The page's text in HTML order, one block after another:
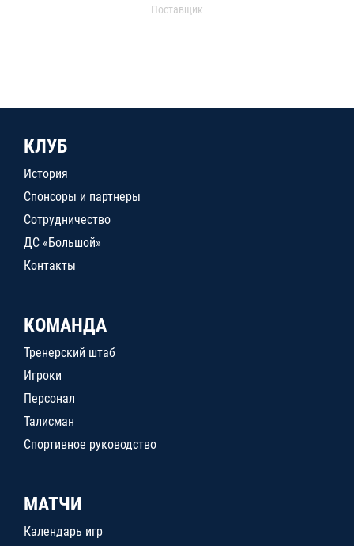
Поставщик
КЛУБ
История
Спонсоры и партнеры
Сотрудничество
ДС «Большой»
Контакты
КОМАНДА
Тренерский штаб
Игроки
Персонал
Талисман
Спортивное руководство
МАТЧИ
Календарь игр